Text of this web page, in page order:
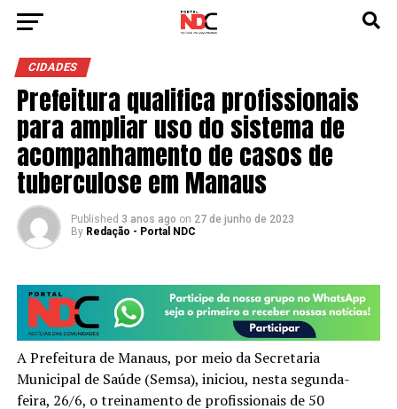
CIDADES
Prefeitura qualifica profissionais
para ampliar uso do sistema de
acompanhamento de casos de
tuberculose em Manaus
Published 3 anos ago on 27 de junho de 2023
By Redação - Portal NDC
A Prefeitura de Manaus, por meio da Secretaria
Municipal de Saúde (Semsa), iniciou, nesta segunda-
feira, 26/6, o treinamento de profissionais de 50